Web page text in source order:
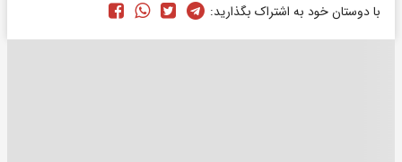
با دوستان خود به اشتراک بگذارید: